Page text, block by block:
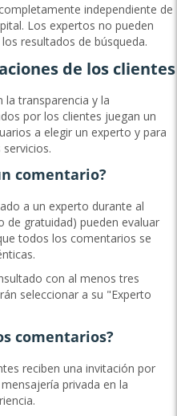
independiente de
Los expertos no pueden
resultados de búsqueda.
de los clientes
la transparencia y la
por los clientes juegan un
a elegir un experto y para
comentario?
a un experto durante al
gratuidad) pueden evaluar
todos los comentarios se
con al menos tres
seleccionar a su "Experto
comentarios?
reciben una invitación por
privada en la